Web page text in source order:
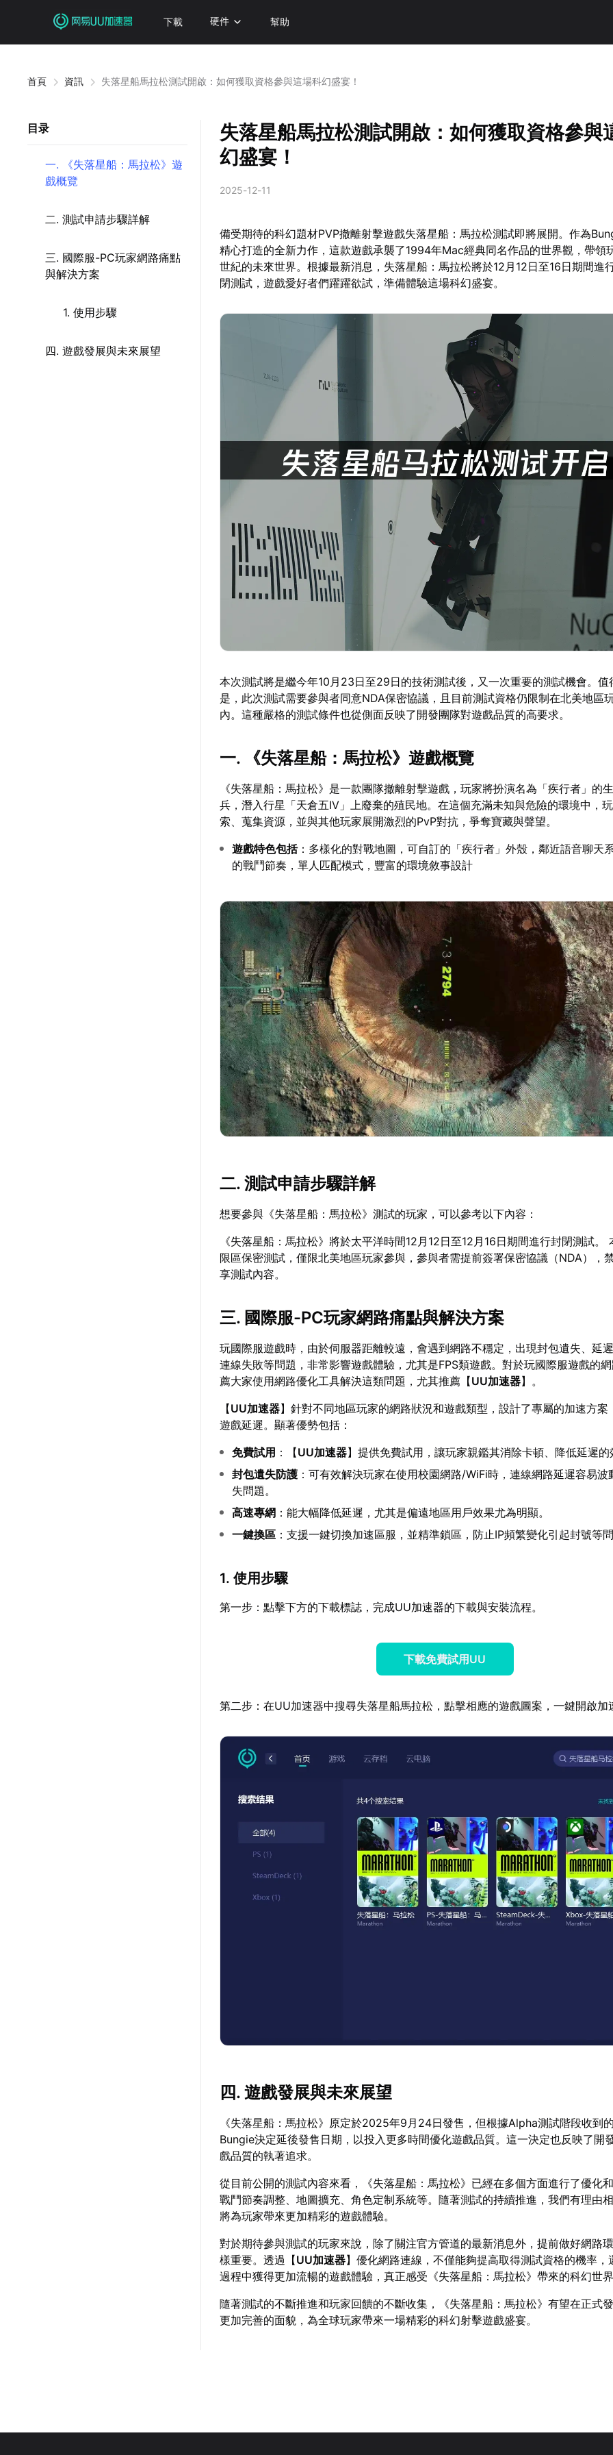
下載 硬件 幫助
首頁 資訊 失落星船馬拉松測試開啟：如何獲取資格參與這場科幻盛宴！
目录
一. 《失落星船：馬拉松》遊
戲概覽
二. 測試申請步驟詳解
三. 國際服-PC玩家網路痛點
與解決方案
1. 使用步驟
四. 遊戲發展與未來展望
失落星船馬拉松測試開啟：如何獲取資格參與
幻盛宴！
2025-12-11
備受期待的科幻題材PVP撤離射擊遊戲失落星船：馬拉松測試即將展開。作為
精心打造的全新力作，這款遊戲承襲了1994年Mac經典同名作品的世界觀，帶領
世紀的未來世界。根據最新消息，失落星船：馬拉松將於12月12日至16日期間進
閉測試，遊戲愛好者們躍躍欲試，準備體驗這場科幻盛宴。
本次測試將是繼今年10月23日至29日的技術測試後，又一次重要的測試機會。值
是，此次測試需要參與者同意NDA保密協議，且目前測試資格仍限制在北美地區
內。這種嚴格的測試條件也從側面反映了開發團隊對遊戲品質的高要求。
一. 《失落星船：馬拉松》遊戲概覽
《失落星船：馬拉松》是一款團隊撤離射擊遊戲，玩家將扮演名為「疾行者」的
兵，潛入行星「天倉五IV」上廢棄的殖民地。在這個充滿未知與危險的環境中，
索、蒐集資源，並與其他玩家展開激烈的PvP對抗，爭奪寶藏與聲望。
遊戲特色包括：多樣化的對戰地圖，可自訂的「疾行者」外殼，鄰近語音聊天
的戰鬥節奏，單人匹配模式，豐富的環境敘事設計
二. 測試申請步驟詳解
想要參與《失落星船：馬拉松》測試的玩家，可以參考以下內容：
《失落星船：馬拉松》將於太平洋時間12月12日至12月16日期間進行封閉測試。
限區保密測試，僅限北美地區玩家參與，參與者需提前簽署保密協議（NDA），
享測試內容。
三. 國際服-PC玩家網路痛點與解決方案
玩國際服遊戲時，由於伺服器距離較遠，會遇到網路不穩定，出現封包遺失、延
連線失敗等問題，非常影響遊戲體驗，尤其是FPS類遊戲。對於玩國際服遊戲的
薦大家使用網路優化工具解決這類問題，尤其推薦【UU加速器】。
【UU加速器】針對不同地區玩家的網路狀況和遊戲類型，設計了專屬的加速方案
遊戲延遲。顯著優勢包括：
免費試用 ：【UU加速器】提供免費試用，讓玩家親鑑其消除卡頓、降低延遲的
封包遺失防護 ：可有效解決玩家在使用校園網路/WiFi時，連線網路延遲容易波
失問題。
高速專網 ：能大幅降低延遲，尤其是偏遠地區用戶效果尤為明顯。
一鍵換區 ：支援一鍵切換加速區服，並精準鎖區，防止IP頻繁變化引起封號等
1. 使用步驟
第一步：點擊下方的下載標誌，完成UU加速器的下載與安裝流程。
下載免費試用UU
第二步：在UU加速器中搜尋失落星船馬拉松，點擊相應的遊戲圖案，一鍵開啟加
四. 遊戲發展與未來展望
《失落星船：馬拉松》原定於2025年9月24日發售，但根據Alpha測試階段收到
Bungie決定延後發售日期，以投入更多時間優化遊戲品質。這一決定也反映了開
戲品質的執著追求。
從目前公開的測試內容來看，《失落星船：馬拉松》已經在多個方面進行了優化
戰鬥節奏調整、地圖擴充、角色定制系統等。隨著測試的持續推進，我們有理由
將為玩家帶來更加精彩的遊戲體驗。
對於期待參與測試的玩家來說，除了關注官方管道的最新消息外，提前做好網路
樣重要。透過【UU加速器】優化網路連線，不僅能夠提高取得測試資格的機率，
過程中獲得更加流暢的遊戲體驗，真正感受《失落星船：馬拉松》帶來的科幻世
隨著測試的不斷推進和玩家回饋的不斷收集，《失落星船：馬拉松》有望在正式
更加完善的面貌，為全球玩家帶來一場精彩的科幻射擊遊戲盛宴。